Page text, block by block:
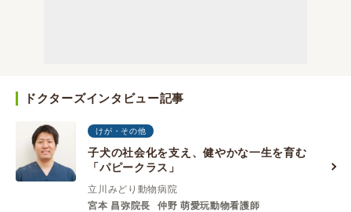
ドクターズインタビュー記事
けが・その他
子犬の社会化を支え、健やかな一生を育む
「パピークラス」
立川みどり動物病院
宮本 昌弥院長
仲野 萌愛玩動物看護師